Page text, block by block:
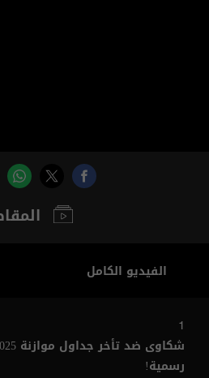
الفيديو الكامل
1
رسمية!